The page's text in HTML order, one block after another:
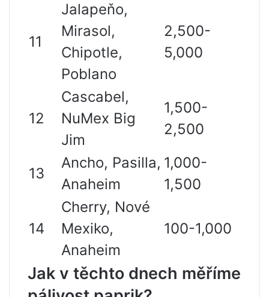
11
Jalapeňo,
Mirasol,
Chipotle,
Poblano
2,500-
5,000
12
Cascabel,
NuMex Big
Jim
1,500-
2,500
13
Ancho, Pasilla,
Anaheim
1,000-
1,500
14
Cherry, Nové
Mexiko,
Anaheim
100-1,000
Jak v těchto dnech měříme